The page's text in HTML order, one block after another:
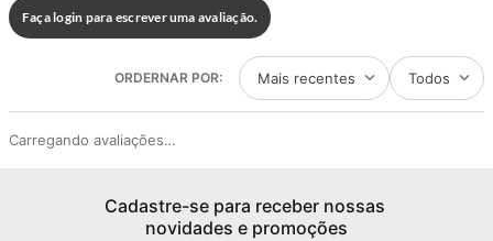
Faça login para escrever uma avaliação.
Mais recentes Todos
Carregando avaliações…
Cadastre-se para receber nossas
novidades e promoções